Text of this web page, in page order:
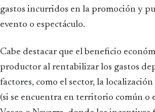
gastos incurridos en la promoción y
evento o espectáculo.
Cabe destacar que el beneficio
productor al rentabilizar los gastos
factores, como el sector, la
(si se encuentra en territorio común o